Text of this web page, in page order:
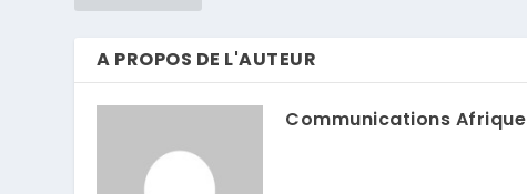
A PROPOS DE L'AUTEUR
Communications Afrique